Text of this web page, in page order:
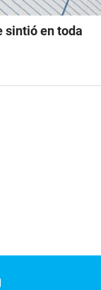
sintió en toda